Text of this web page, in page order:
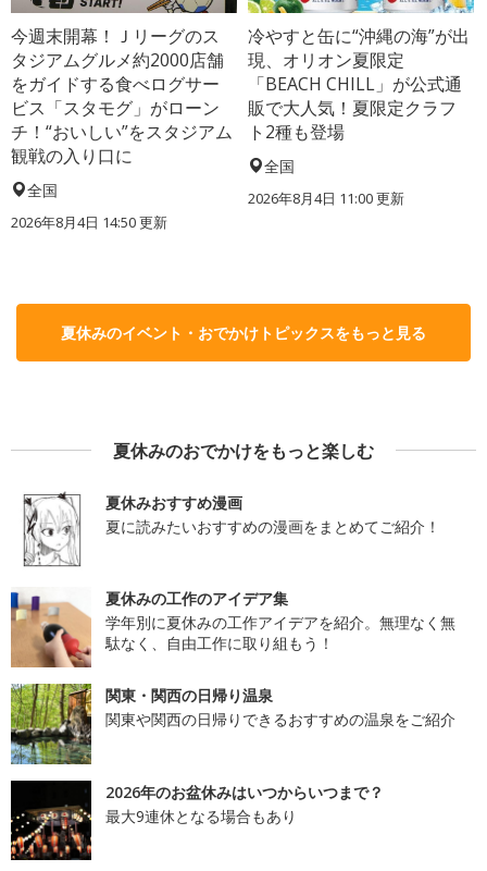
今週末開幕！Ｊリーグのス
タジアムグルメ約2000店舗
をガイドする食べログサー
ビス「スタモグ」がローン
チ！“おいしい”をスタジアム
観戦の入り口に
全国
2026年8月4日 14:50更新
冷やすと缶に“沖縄の海”が出
現、オリオン夏限定
「BEACH CHILL」が公式通
販で大人気！夏限定クラフ
ト2種も登場
全国
2026年8月4日 11:00更新
夏休みのイベント・おでかけトピックスをもっと見る
夏休みのおでかけをもっと楽しむ
夏休みおすすめ漫画
夏に読みたいおすすめの漫画をまとめてご紹介！
夏休みの工作のアイデア集
学年別に夏休みの工作アイデアを紹介。無理なく無
駄なく、自由工作に取り組もう！
関東・関西の日帰り温泉
関東や関西の日帰りできるおすすめの温泉をご紹介
2026年のお盆休みはいつからいつまで？
最大9連休となる場合もあり